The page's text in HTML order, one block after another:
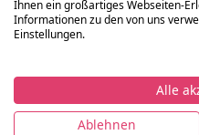
Lagerverkaufsmode.de
Impressum
Ihnen ein großartiges Webseiten-
Informationen zu den von uns
Einstellungen.
Alle
Ablehnen